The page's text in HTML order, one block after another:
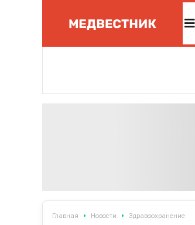
Главная • Новости • Здравоохранение